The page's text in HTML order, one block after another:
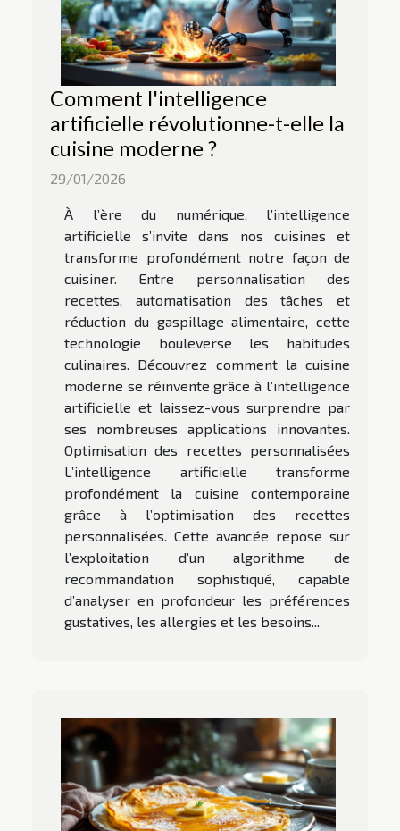
Comment l'intelligence
artificielle révolutionne-t-elle la
cuisine moderne ?
29/01/2026
À l’ère du numérique, l’intelligence
artificielle s’invite dans nos cuisines et
transforme profondément notre façon de
cuisiner. Entre personnalisation des
recettes, automatisation des tâches et
réduction du gaspillage alimentaire, cette
technologie bouleverse les habitudes
culinaires. Découvrez comment la cuisine
moderne se réinvente grâce à l’intelligence
artificielle et laissez-vous surprendre par
ses nombreuses applications innovantes.
Optimisation des recettes personnalisées
L’intelligence artificielle transforme
profondément la cuisine contemporaine
grâce à l’optimisation des recettes
personnalisées. Cette avancée repose sur
l’exploitation d’un algorithme de
recommandation sophistiqué, capable
d’analyser en profondeur les préférences
gustatives, les allergies et les besoins...